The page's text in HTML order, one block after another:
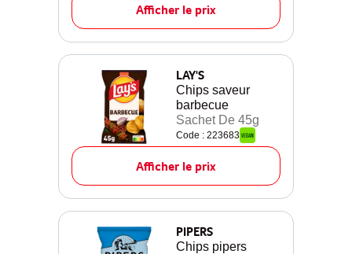
Afficher le prix
LAY'S
Chips saveur
barbecue
Sachet De 45g
Code : 223683
Afficher le prix
PIPERS
Chips pipers